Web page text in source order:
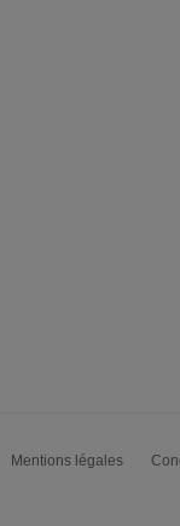
Mentions légales